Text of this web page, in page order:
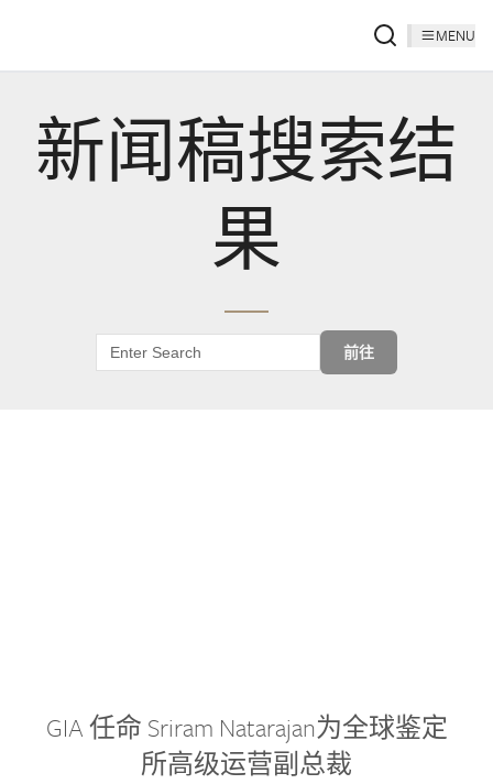
MENU
新闻稿搜索结
果
前往
GIA 任命 Sriram Natarajan为全球鉴定
所高级运营副总裁